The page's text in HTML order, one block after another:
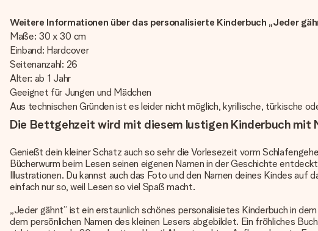
Weitere Informationen über das personalisierte Kinderbuch „Jeder
Maße: 30 x 30 cm
Einband: Hardcover
Seitenanzahl: 26
Alter: ab 1 Jahr
Geeignet für Jungen und Mädchen
Aus technischen Gründen ist es leider nicht möglich, kyrillische, türkische
Die Bettgehzeit wird mit diesem lustigen Kinderbuch mit
Genießt dein kleiner Schatz auch so sehr die Vorlesezeit vorm
Bücherwurm beim Lesen seinen eigenen Namen in der Geschichte
Illustrationen. Du kannst auch das Foto und den Namen deines Kindes auf
einfach nur so, weil Lesen so viel Spaß macht.
„Jeder gähnt” ist ein erstaunlich schönes personalisietes Kinderbuch in
dem persönlichen Namen des kleinen Lesers abgebildet. Ein fröhliches